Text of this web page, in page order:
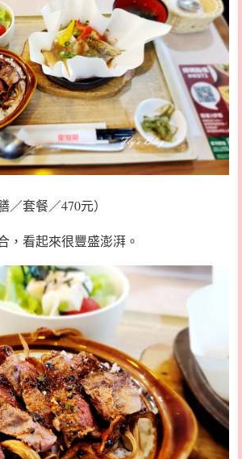
／套餐／470元）
，看起來很豐盛澎湃。